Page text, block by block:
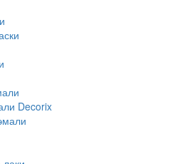
Decorix